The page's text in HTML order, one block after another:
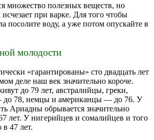
множество полезных веществ, но
при варке. Для того чтобы
посолите воду, а уже потом опускайте в
молодости
«гарантированы» сто двадцать лет
деле наш век значительно короче.
до 79 лет, австралийцы, греки,
78, немцы и американцы — до 76. У
Ариадны обрывается значительно
лет. У нигерийцев и сомалийцев и того
47 лет.